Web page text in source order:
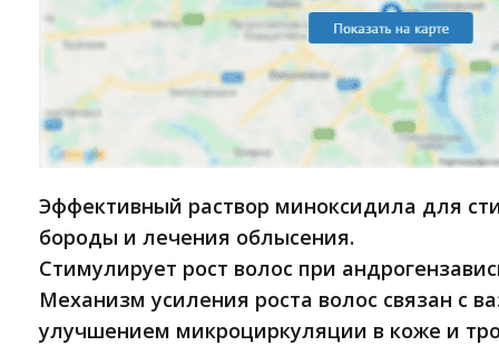
Эффективный раствор миноксидила для
бороды и лечения облысения.
Стимулирует рост волос при
Механизм усиления роста волос связан с
улучшением микроциркуляции в коже и